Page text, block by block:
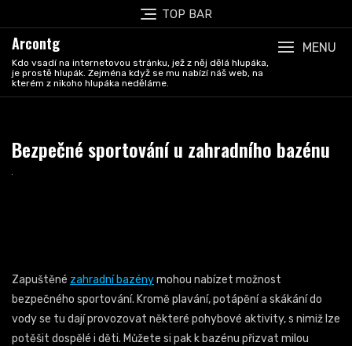
to
content
TOP BAR
Arcontg
Kdo vsadí na internetovou stránku, jež z něj dělá hlupáka,
je prostě hlupák. Zejména když se mu nabízí náš web, na
kterém z nikoho hlupáka neděláme.
MENU
Bezpečné sportování u zahradního bazénu
Zapuštěné zahradní bazénymohou nabízet možnost
bezpečného sportování. Kromě plavání, potápění a skákání do
vody se tu dají provozovat některé pohybové aktivity, s nimiž lze
potěšit dospělé i děti. Můžete si pak k bazénu přizvat milou